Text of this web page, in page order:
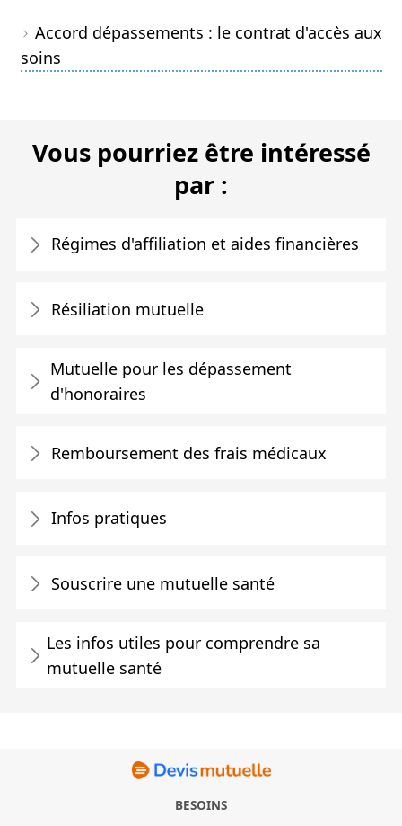
Accord dépassements : le contrat d'accès aux
soins
Vous pourriez être intéressé
par :
Régimes d'affiliation et aides financières
Résiliation mutuelle
Mutuelle pour les dépassement
d'honoraires
Remboursement des frais médicaux
Infos pratiques
Souscrire une mutuelle santé
Les infos utiles pour comprendre sa
mutuelle santé
BESOINS